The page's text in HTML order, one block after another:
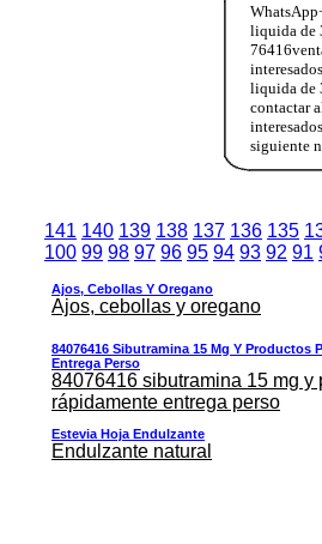
liquida de
liquida de
contactar
siguiente
141 140 139 138 137 136 135
100 99 98 97 96 95 94 93 92 91
Ajos, Cebollas Y Oregano
Ajos, cebollas y oregano
84076416 Sibutramina 15 Mg Y Productos
Entrega Perso
84076416 sibutramina 15 mg y
rápidamente entrega perso
Estevia Hoja Endulzante
Endulzante natural